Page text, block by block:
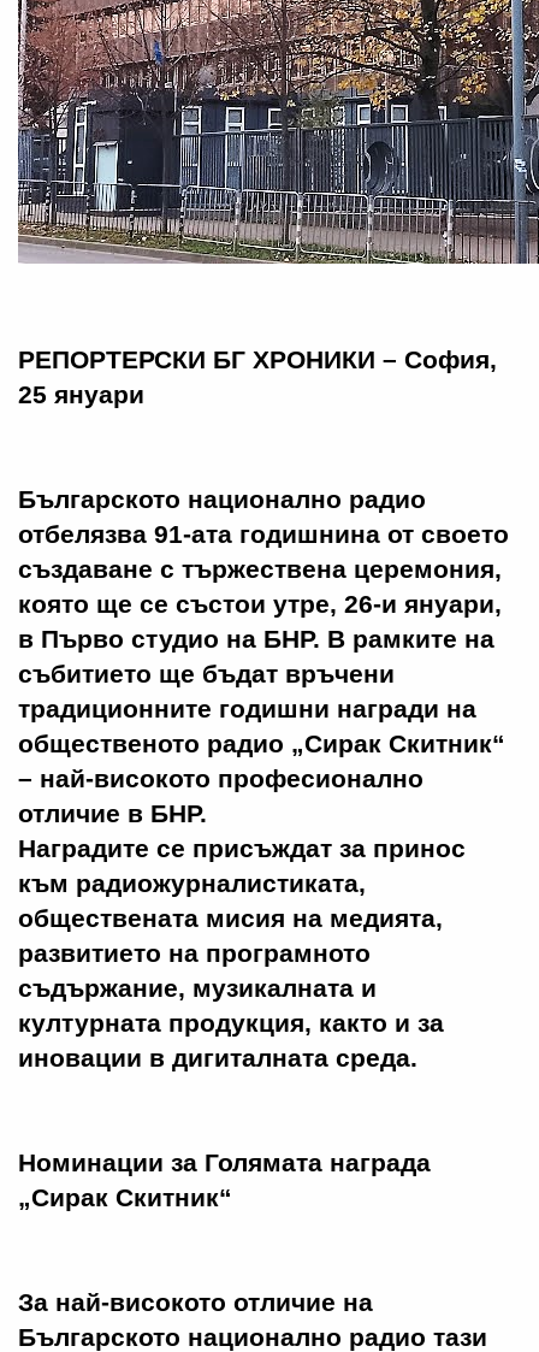
РЕПОРТЕРСКИ БГ ХРОНИКИ – София,
25 януари
Българското национално радио
отбелязва 91-ата годишнина от своето
създаване с тържествена церемония,
която ще се състои утре, 26-и януари,
в Първо студио на БНР. В рамките на
събитието ще бъдат връчени
традиционните годишни награди на
общественото радио „Сирак Скитник“
– най-високото професионално
отличие в БНР.
Наградите се присъждат за принос
към радиожурналистиката,
обществената мисия на медията,
развитието на програмното
съдържание, музикалната и
културната продукция, както и за
иновации в дигиталната среда.
Номинации за Голямата награда
„Сирак Скитник“
За най-високото отличие на
Българското национално радио тази